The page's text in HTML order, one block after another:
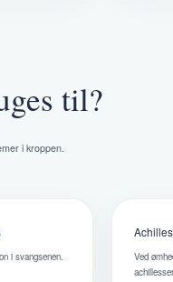
til?
i kroppen.
i svangsenen.
Ved